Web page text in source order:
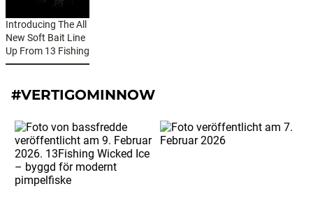
Introducing The All
New Soft Bait Line
Up From 13 Fishing
#VERTIGOMINNOW